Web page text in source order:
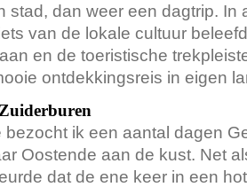
stad, dan weer een dagtrip. In
van de lokale cultuur
en de toeristische
ontdekkingsreis in eigen
bezocht ik een aantal dagen
Oostende aan de kust. Net
dat de ene keer in een